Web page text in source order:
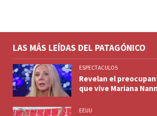
LAS MÁS LEÍDAS DEL PATAGÓNICO
ESPECTACULOS
Revelan el
que vive Mariana
EEUU